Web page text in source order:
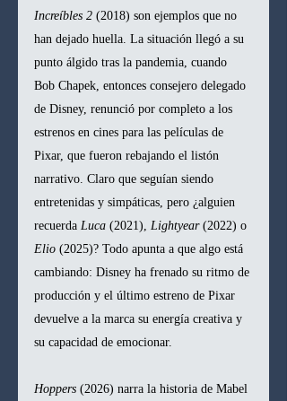
Increíbles 2 (2018) son ejemplos que no
han dejado huella. La situación llegó a su
punto álgido tras la pandemia, cuando
Bob Chapek, entonces consejero delegado
de Disney, renunció por completo a los
estrenos en cines para las películas de
Pixar, que fueron rebajando el listón
narrativo. Claro que seguían siendo
entretenidas y simpáticas, pero ¿alguien
recuerda Luca (2021), Lightyear (2022) o
Elio (2025)? Todo apunta a que algo está
cambiando: Disney ha frenado su ritmo de
producción y el último estreno de Pixar
devuelve a la marca su energía creativa y
su capacidad de emocionar.
Hoppers (2026) narra la historia de Mabel